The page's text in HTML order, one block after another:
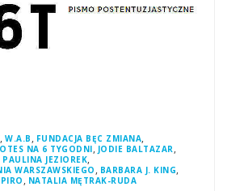
,W.A.B , FUNDACJA BĘC ZMIANA,
NA 6 TYGODNI, JODIE BALTAZAR ,
PAULINA JEZIOREK,
WARSZAWSKIEGO , BARBARA J. KING,
, NATALIA MĘTRAK-RUDA